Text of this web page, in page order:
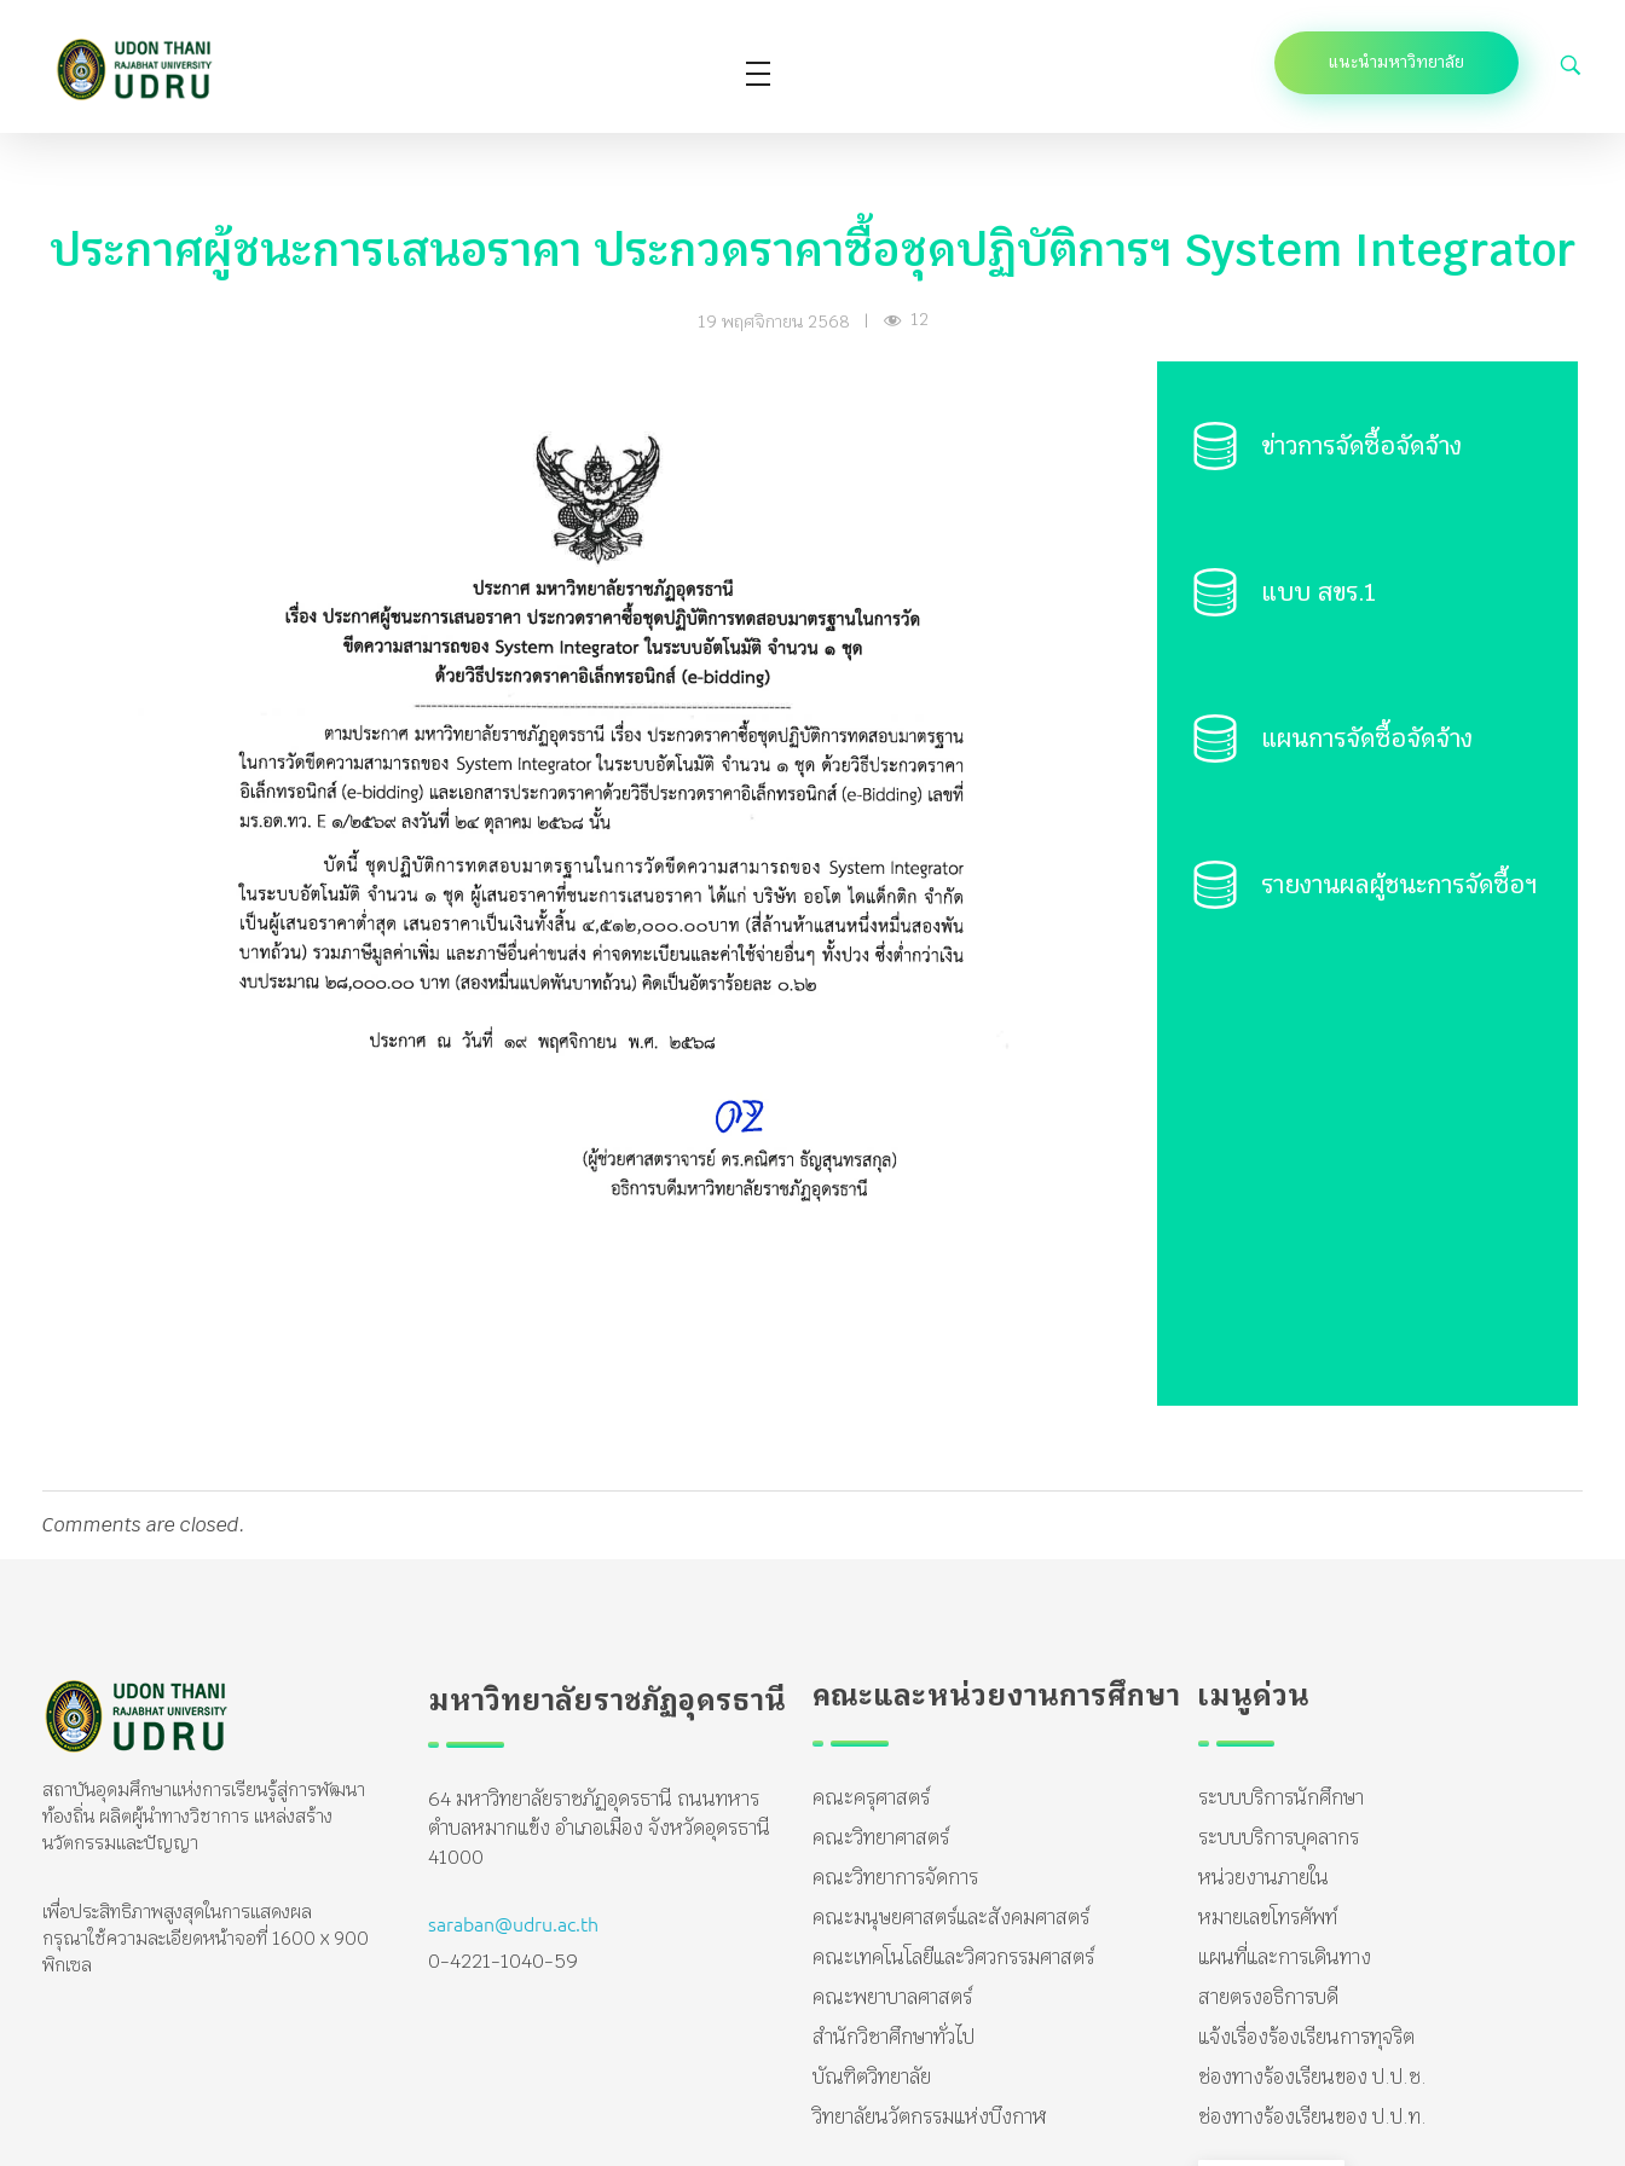
แนะนำมหาวิทยาลัย
ประกาศผู้ชนะการเสนอราคา ประกวดราคาซื้อชุดปฏิบัติการฯ System Integrator
19 พฤศจิกายน 2568 | 12
ข่าวการจัดซื้อจัดจ้าง
แบบ สขร.1
แผนการจัดซื้อจัดจ้าง
รายงานผลผู้ชนะการจัดซื้อฯ
Comments are closed.
สถาบันอุดมศึกษาแห่งการเรียนรู้สู่การพัฒนา
ท้องถิ่น ผลิตผู้นำทางวิชาการ แหล่งสร้าง
นวัตกรรมและปัญญา
เพื่อประสิทธิภาพสูงสุดในการแสดงผล
กรุณาใช้ความละเอียดหน้าจอที่ 1600 x 900
พิกเซล
มหาวิทยาลัยราชภัฏอุดรธานี
64 มหาวิทยาลัยราชภัฏอุดรธานี ถนนทหาร
ตำบลหมากแข้ง อำเภอเมือง จังหวัดอุดรธานี
41000
saraban@udru.ac.th
0-4221-1040-59
คณะและหน่วยงานการศึกษา
คณะครุศาสตร์
คณะวิทยาศาสตร์
คณะวิทยาการจัดการ
คณะมนุษยศาสตร์และสังคมศาสตร์
คณะเทคโนโลยีและวิศวกรรมศาสตร์
คณะพยาบาลศาสตร์
สำนักวิชาศึกษาทั่วไป
บัณฑิตวิทยาลัย
วิทยาลัยนวัตกรรมแห่งบึงกาฬ
เมนูด่วน
ระบบบริการนักศึกษา
ระบบบริการบุคลากร
หน่วยงานภายใน
หมายเลขโทรศัพท์
แผนที่และการเดินทาง
สายตรงอธิการบดี
แจ้งเรื่องร้องเรียนการทุจริต
ช่องทางร้องเรียนของ ป.ป.ช.
ช่องทางร้องเรียนของ ป.ป.ท.